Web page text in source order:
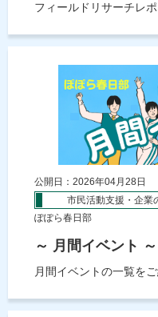
フィールドリサーチレポ
公開日：2026年04月28日
市民活動支援・企業
ぽぽら春日部
～ 月間イベント ～
月間イベントの一覧を